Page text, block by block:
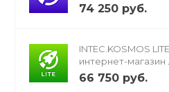
магазин на «1С-
Битрикс» со
интеллектом
74 250 руб.
INTEC.KOSMOS
интернет-магазин
редакции «Старт» с
искусственным
66 750 руб.